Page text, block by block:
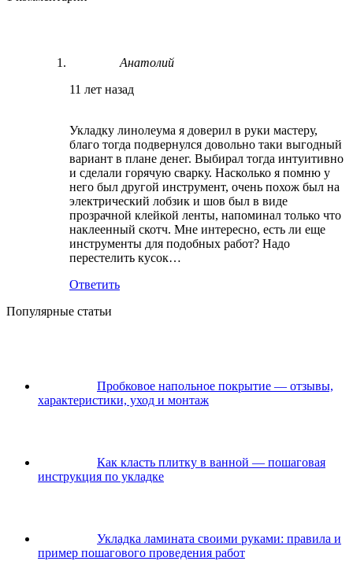
Анатолий
11 лет назад
Укладку линолеума я доверил в руки мастеру,
благо тогда подвернулся довольно таки выгодный
вариант в плане денег. Выбирал тогда интуитивно
и сделали горячую сварку. Насколько я помню у
него был другой инструмент, очень похож был на
электрический лобзик и шов был в виде
прозрачной клейкой ленты, напоминал только что
наклеенный скотч. Мне интересно, есть ли еще
инструменты для подобных работ? Надо
перестелить кусок…
Ответить
Популярные статьи
Пробковое напольное покрытие — отзывы,
характеристики, уход и монтаж
Как класть плитку в ванной — пошаговая
инструкция по укладке
Укладка ламината своими руками: правила и
пример пошагового проведения работ